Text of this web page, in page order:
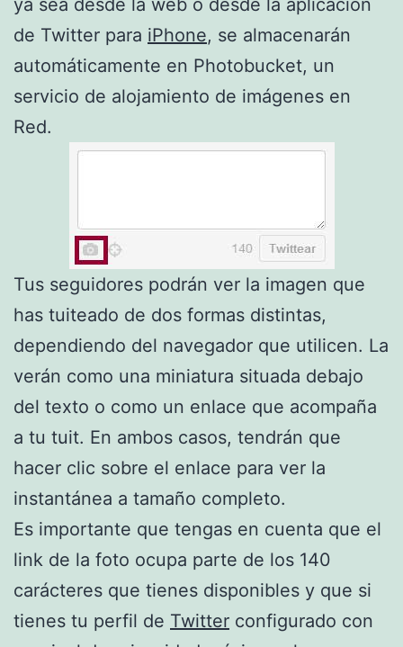
de Twitter para iPhone, se almacenarán
automáticamente en Photobucket, un
servicio de alojamiento de imágenes en
Red.
Tus seguidores podrán ver la imagen que
has tuiteado de dos formas distintas,
dependiendo del navegador que utilicen. La
verán como una miniatura situada debajo
del texto o como un enlace que acompaña
a tu tuit. En ambos casos, tendrán que
hacer clic sobre el enlace para ver la
instantánea a tamaño completo.
Es importante que tengas en cuenta que el
link de la foto ocupa parte de los 140
carácteres que tienes disponibles y que si
tienes tu perfil de Twitter configurado con